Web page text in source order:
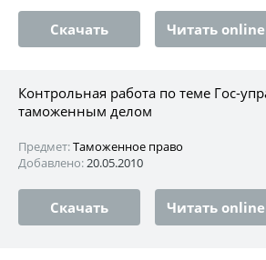
Скачать Читать online
Контрольная работа по теме Гос-
таможенным делом
Предмет:Таможенное право
Добавлено:20.05.2010
Скачать Читать online